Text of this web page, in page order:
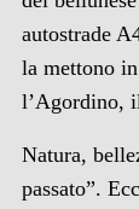
autostrade
la mettono
l’Agordino,
Natura,
passato”.